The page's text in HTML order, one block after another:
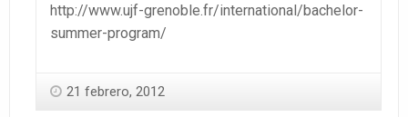
http://www.ujf-grenoble.fr/international/bachelor-
summer-program/
21 febrero, 2012